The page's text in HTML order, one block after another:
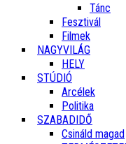
Tánc
Fesztivál
Filmek
NAGYVILÁG
HELY
STÚDIÓ
Arcélek
Politika
SZABADIDŐ
Csináld magad